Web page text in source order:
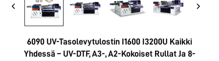
6090 UV-Tasolevytulostin I1600 I3200U Kaikki
Yhdessä – UV-DTF, A3-, A2-Kokoiset Rullat Ja 8-